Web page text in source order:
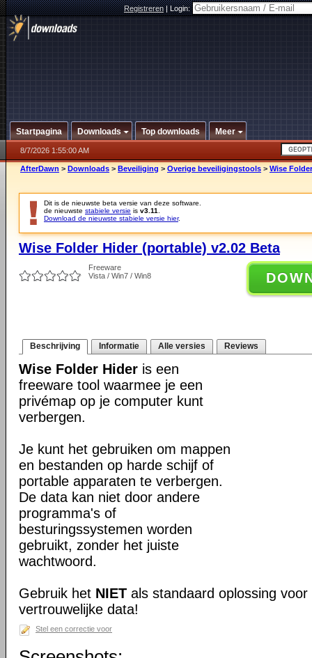
Registreren|Login:
Startpagina Downloads Top downloads Meer
8/7/2026 1:55:00 AM
AfterDawn > Downloads > Beveiliging > Overige beveiligingstools > Wise
Dit is de nieuwste beta versie van deze software.
de nieuwste stabiele versie is v3.11
Download de nieuwste stabiele versie hier.
Wise Folder Hider (portable) v2.02 Beta
Freeware
Vista / Win7 / Win8
Beschrijving Informatie Alle versies Reviews
Wise Folder Hider is een
freeware tool waarmee je een
privémap op je computer kunt
verbergen.
Je kunt het gebruiken om mappen
en bestanden op harde schijf of
portable apparaten te verbergen.
De data kan niet door andere
programma's of
besturingssystemen worden
gebruikt, zonder het juiste
wachtwoord.
Gebruik het NIET als standaard oplossing
vertrouwelijke data!
Stel een correctie voor